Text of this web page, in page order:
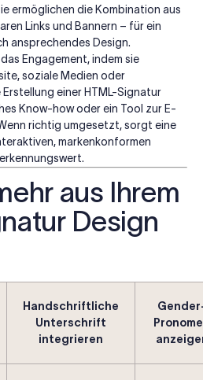
ermöglichen die Kombination aus
Links und Bannern – für ein
ansprechendes Design.
Engagement, indem sie
soziale Medien oder
einer HTML-Signatur
Know-how oder ein Tool zur E-
richtig umgesetzt, sorgt eine
markenkonformen
aus Ihrem
Design
Handschriftliche
Unterschrift
integrieren